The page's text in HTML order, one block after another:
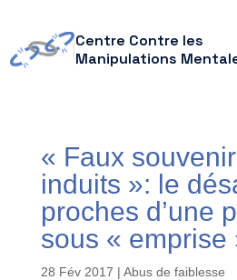
Centre Contre les
Manipulations
« Faux
induits »: le
proches d’une
sous « emprise
28 Fév 2017 | Abus de faiblesse